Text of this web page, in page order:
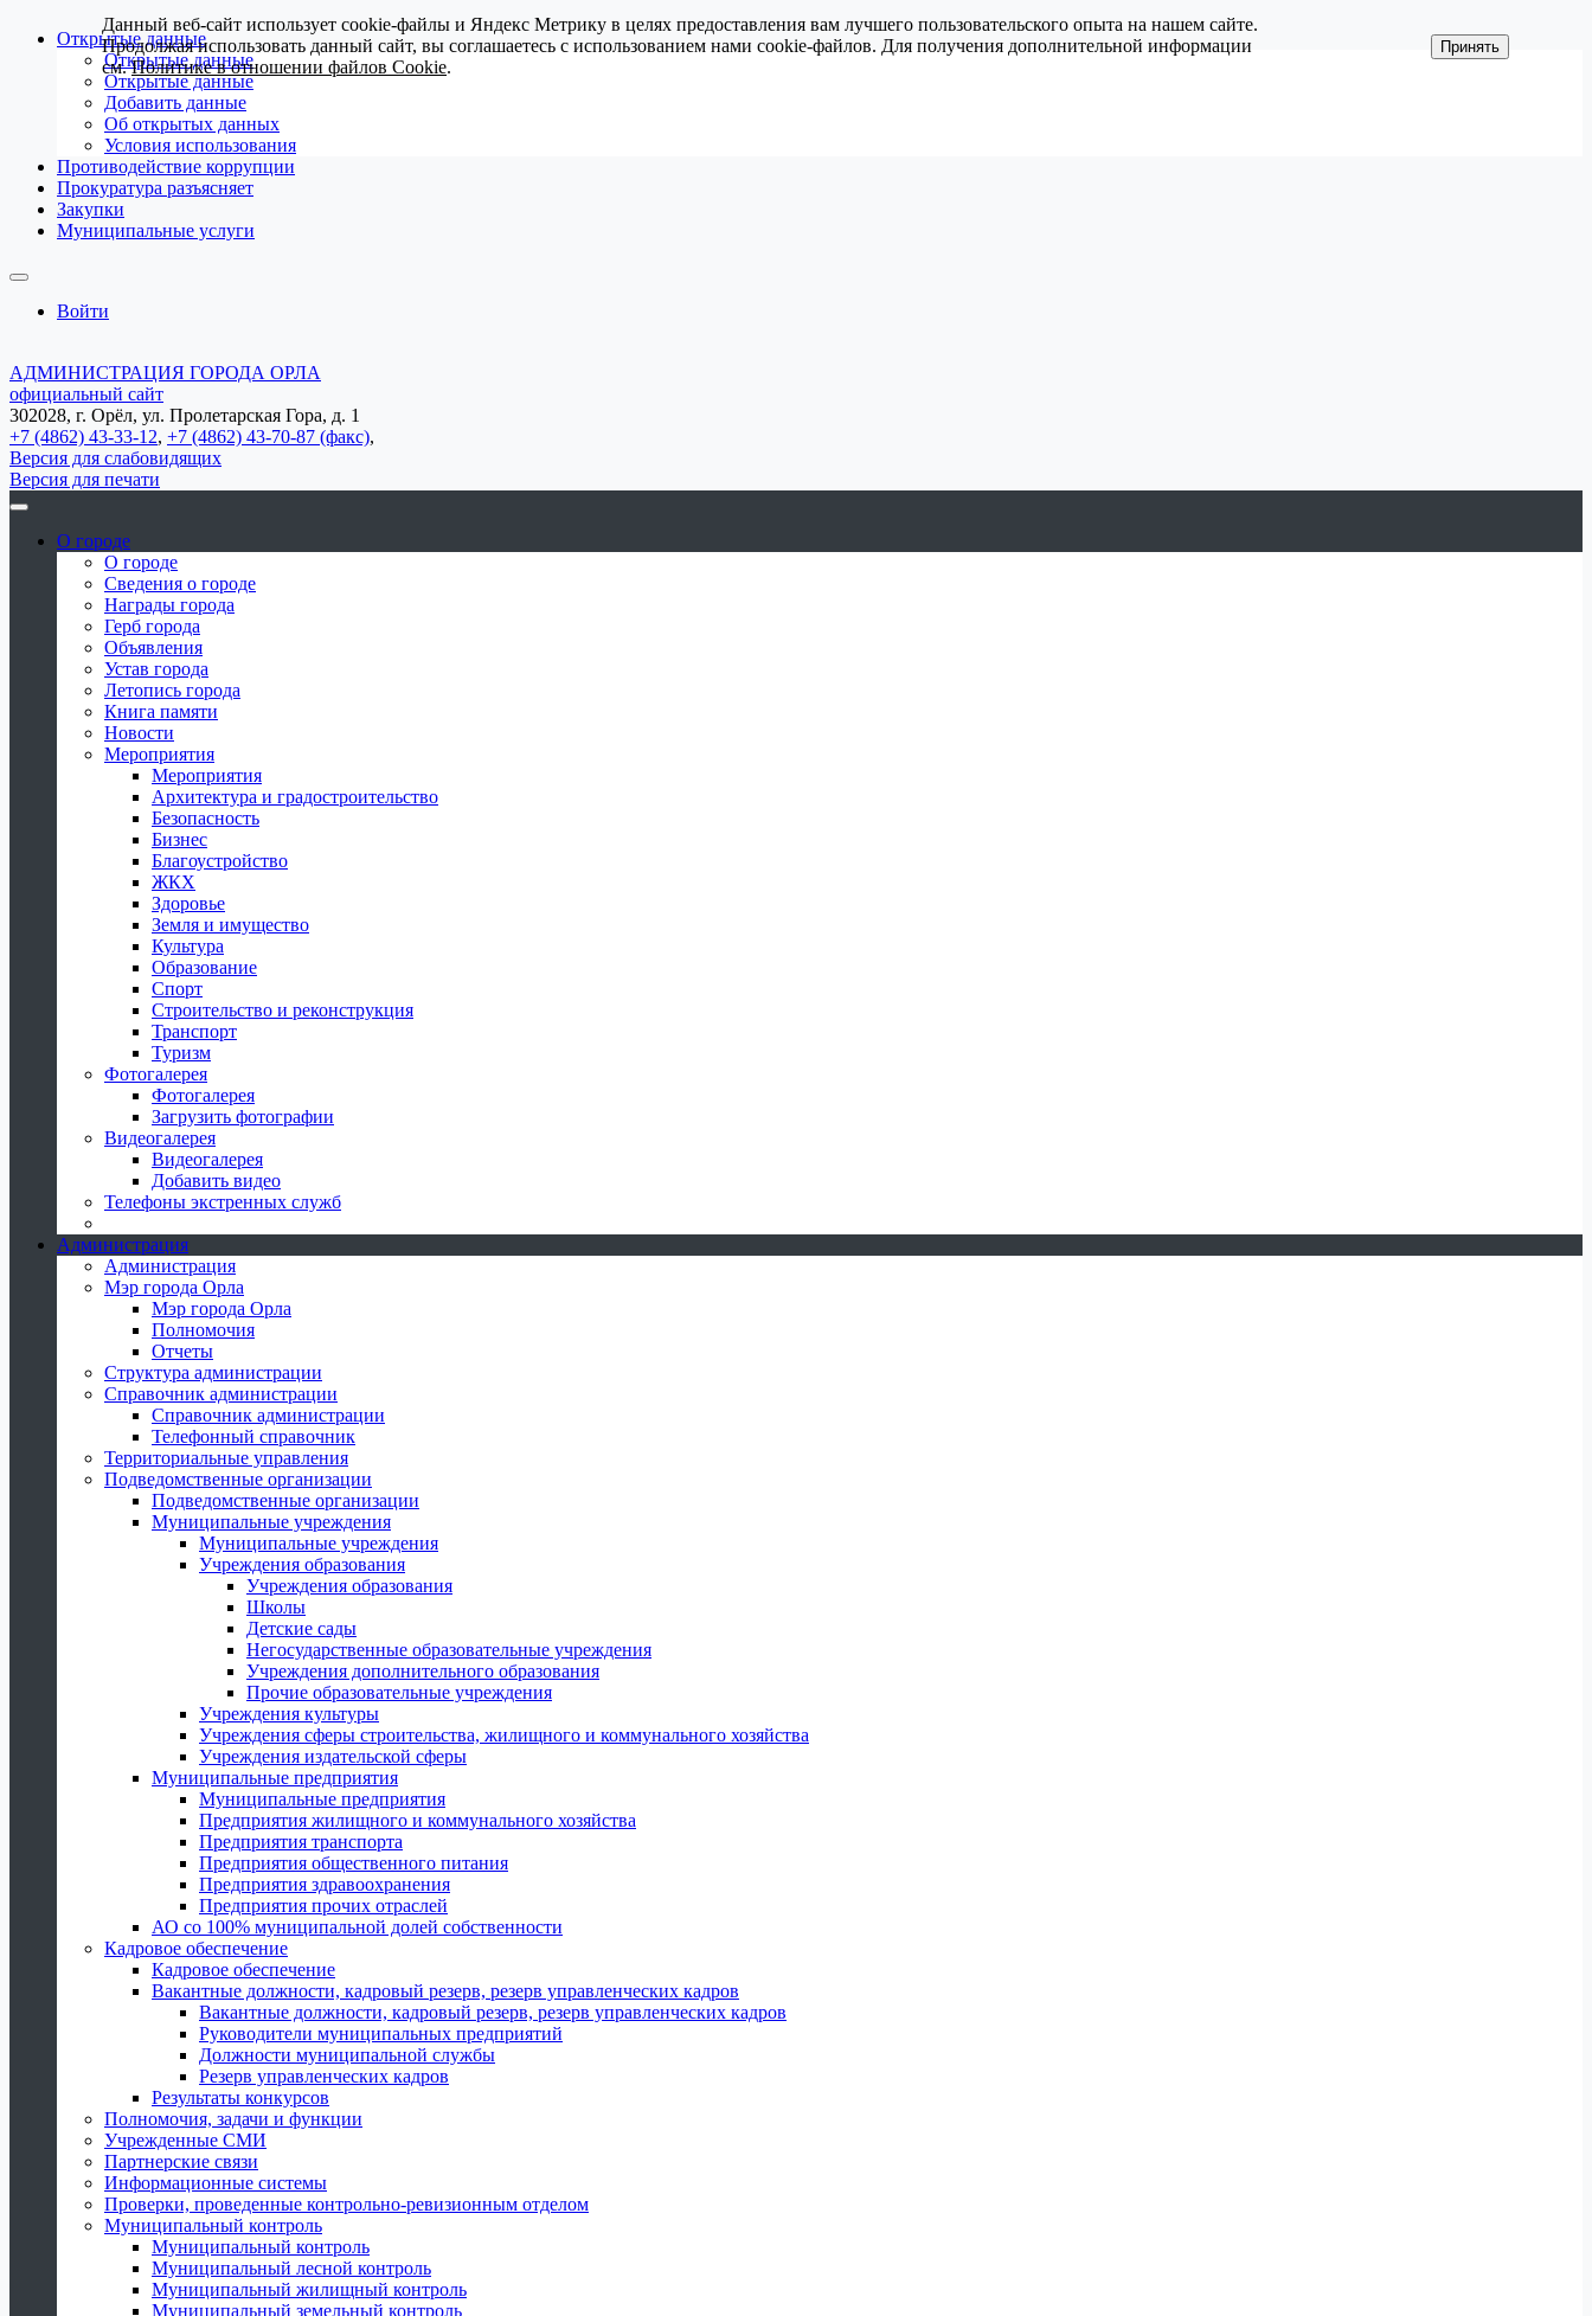
Открытые данные
Открытые данные
Открытые данные
Добавить данные
Об открытых данных
Условия использования
Противодействие коррупции
Прокуратура разъясняет
Закупки
Муниципальные услуги
Войти
АДМИНИСТРАЦИЯ ГОРОДА ОРЛА
официальный сайт
302028, г. Орёл, ул. Пролетарская Гора, д. 1
+7 (4862) 43-33-12, +7 (4862) 43-70-87 (факс),
Версия для слабовидящих
Версия для печати
О городе
О городе
Сведения о городе
Награды города
Герб города
Объявления
Устав города
Летопись города
Книга памяти
Новости
Мероприятия
Мероприятия
Архитектура и градостроительство
Безопасность
Бизнес
Благоустройство
ЖКХ
Здоровье
Земля и имущество
Культура
Образование
Спорт
Строительство и реконструкция
Транспорт
Туризм
Фотогалерея
Фотогалерея
Загрузить фотографии
Видеогалерея
Видеогалерея
Добавить видео
Телефоны экстренных служб
Администрация
Администрация
Мэр города Орла
Мэр города Орла
Полномочия
Отчеты
Структура администрации
Справочник администрации
Справочник администрации
Телефонный справочник
Территориальные управления
Подведомственные организации
Подведомственные организации
Муниципальные учреждения
Муниципальные учреждения
Учреждения образования
Учреждения образования
Школы
Детские сады
Негосударственные образовательные учреждения
Учреждения дополнительного образования
Прочие образовательные учреждения
Учреждения культуры
Учреждения сферы строительства, жилищного и коммунального хозяйства
Учреждения издательской сферы
Муниципальные предприятия
Муниципальные предприятия
Предприятия жилищного и коммунального хозяйства
Предприятия транспорта
Предприятия общественного питания
Предприятия здравоохранения
Предприятия прочих отраслей
АО со 100% муниципальной долей собственности
Кадровое обеспечение
Кадровое обеспечение
Вакантные должности, кадровый резерв, резерв управленческих кадров
Вакантные должности, кадровый резерв, резерв управленческих кадров
Руководители муниципальных предприятий
Должности муниципальной службы
Резерв управленческих кадров
Результаты конкурсов
Полномочия, задачи и функции
Учрежденные СМИ
Партнерские связи
Информационные системы
Проверки, проведенные контрольно-ревизионным отделом
Муниципальный контроль
Муниципальный контроль
Муниципальный лесной контроль
Муниципальный жилищный контроль
Муниципальный земельный контроль
Данный веб-сайт использует cookie-файлы и Яндекс Метрику в целях предоставления вам лучшего пользовательского опыта на нашем сайте.
Продолжая использовать данный сайт, вы соглашаетесь с использованием нами cookie-файлов. Для получения дополнительной информации
см.Политике в отношении файлов Cookie.
Принять